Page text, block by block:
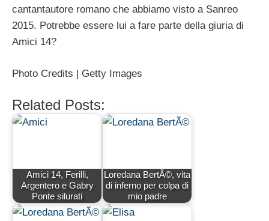
cantantautore romano che abbiamo visto a Sanreo
2015. Potrebbe essere lui a fare parte della giuria di
Amici 14?
Photo Credits | Getty Images
Related Posts:
Amici 14, Ferilli,
Argentero e Gabry
Ponte silurati
Loredana BertÃ©, vita
di inferno per colpa di
mio padre